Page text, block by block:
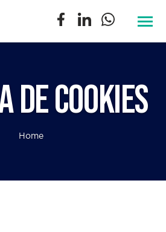
DE COOKIES
Home